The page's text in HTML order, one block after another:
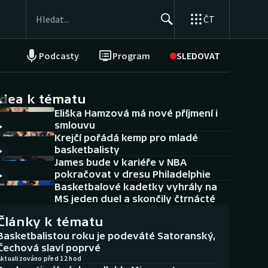
ČT
Podcasty Program SLEDOVAT
NEPŘEHLÉDNĚTE
Historické návraty
Aplikace ČT sport
AZ kvíz
k tématu
Eliška Hamzová má nové příjmení i
smlouvu
Krejčí pořádá kemp pro mladé
basketbalisty
James bude v kariéře v NBA
pokračovat v dresu Philadelphie
Basketbalové kadetky vyhrály na
MS jeden duel a skončily čtrnácté
k tématu
roku je podeváté Satoranský,
slaví poprvé
před 12 hod